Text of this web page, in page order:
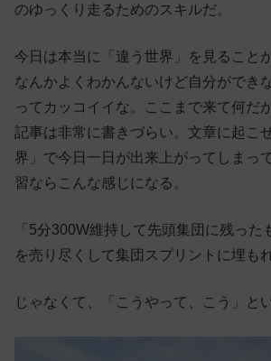
のゆっくり走るためのスキルだ。
今日は本当に「違う世界」を見ること
なんかよくわかんないけど自分ができ
ってカッコイイな。ここまで来て何だ
記事は非常に書きづらい。文章に起こ
界」で今日一日が出来上がってしまっ
習ならこんな感じになる。
「5分300W維持して先頭集団に残った
を売り尽くして集団スプリントに埋も
じゃなくて、「こうやって、こう」と